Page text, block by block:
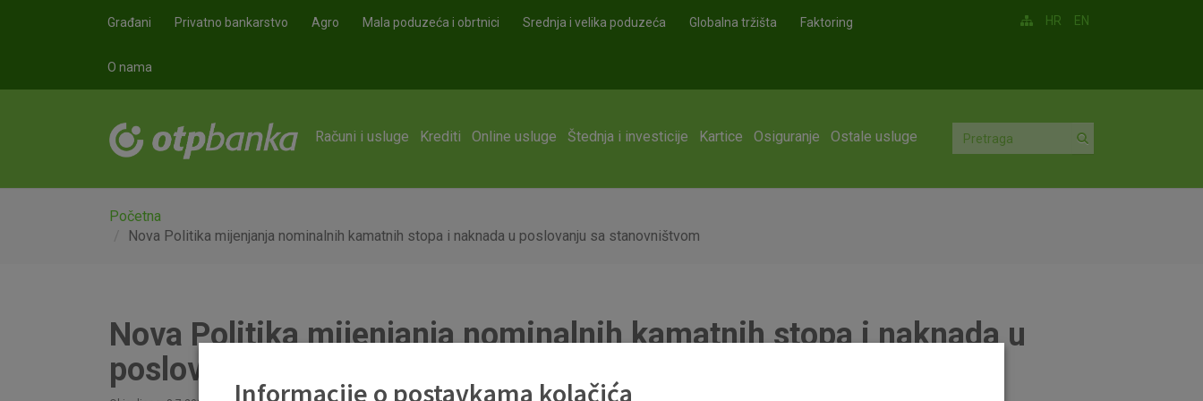
Građani Privatno bankarstvo Agro Mala poduzeća i obrtnici Srednja i velika poduzeća Globalna tržišta Faktoring
O nama
HR EN
Računi i usluge Krediti Online usluge Štednja i investicije Kartice Osiguranje Ostale usluge
Početna
Nova Politika mijenjanja nominalnih kamatnih stopa i naknada u poslovanju sa stanovništvom
Nova Politika mijenjanja nominalnih kamatnih stopa i naknada u
poslovanju sa stanovništvom
Informacije o postavkama kolačića